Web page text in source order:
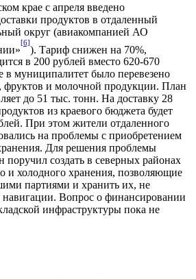
крае с апреля введено
продуктов в отдаленный
округ (авиакомпанией АО
[6]
). Тариф снижен на 70%,
в 200 рублей вместо 620-670
в муниципалитет было перевезено
фруктов и молочной продукции. План
до 51 тыс. тонн. На доставку 28
из краевого бюджета будет
При этом жители отдаленного
на проблемы с приобретением
Для решения проблемы
создать в северных районах
и холодного хранения, позволяющие
партиями и хранить их, не
Вопрос о финансировании
инфраструктуры пока не